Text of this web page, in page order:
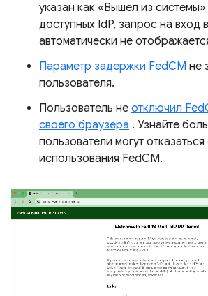
указан как «Вышел из
доступных IdP, запрос на вход
автоматически не
Параметр задержки FedCM не
пользователя.
Пользователь не отключил
своего браузера . Узнайте
пользователи могут отказаться
использования FedCM.